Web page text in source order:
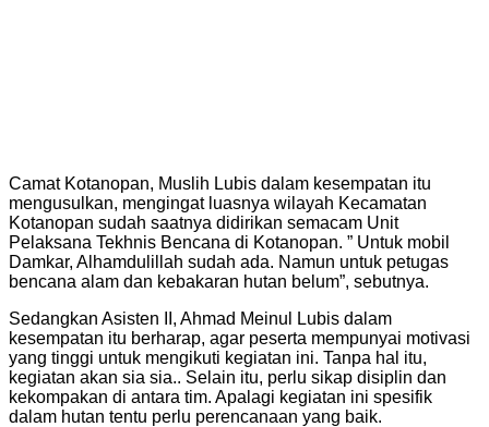
Camat Kotanopan, Muslih Lubis dalam kesempatan itu
mengusulkan, mengingat luasnya wilayah Kecamatan
Kotanopan sudah saatnya didirikan semacam Unit
Pelaksana Tekhnis Bencana di Kotanopan. ” Untuk mobil
Damkar, Alhamdulillah sudah ada. Namun untuk petugas
bencana alam dan kebakaran hutan belum”, sebutnya.
Sedangkan Asisten II, Ahmad Meinul Lubis dalam
kesempatan itu berharap, agar peserta mempunyai motivasi
yang tinggi untuk mengikuti kegiatan ini. Tanpa hal itu,
kegiatan akan sia sia.. Selain itu, perlu sikap disiplin dan
kekompakan di antara tim. Apalagi kegiatan ini spesifik
dalam hutan tentu perlu perencanaan yang baik.